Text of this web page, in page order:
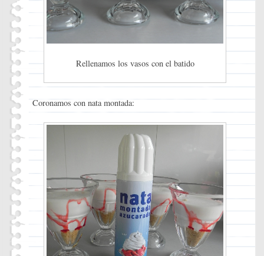
Rellenamos los vasos con el batido
Coronamos con nata montada: